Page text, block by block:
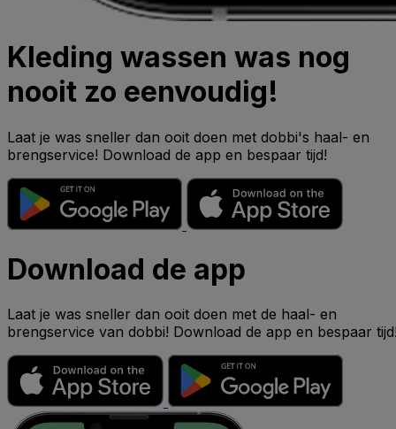
Kleding wassen was nog
nooit zo eenvoudig!
Laat je was sneller dan ooit doen met dobbi's haal- en
brengservice! Download de app en bespaar tijd!
Download de app
Laat je was sneller dan ooit doen met de haal- en
brengservice van dobbi! Download de app en bespaar